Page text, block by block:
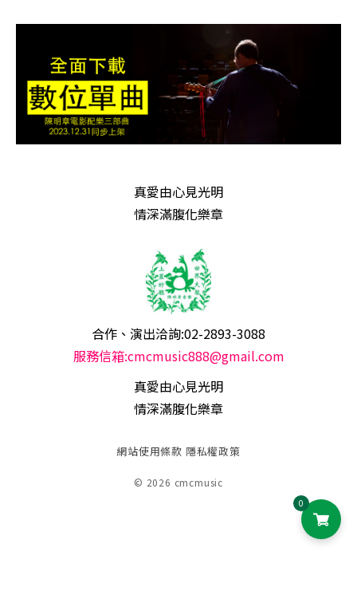
真愛由心見光明
情深滿腹化樂章
合作、演出洽詢:02-2893-3088
服務信箱:cmcmusic888@gmail.com
真愛由心見光明
情深滿腹化樂章
網站使用條款 隱私權政策
© 2026 cmcmusic
0